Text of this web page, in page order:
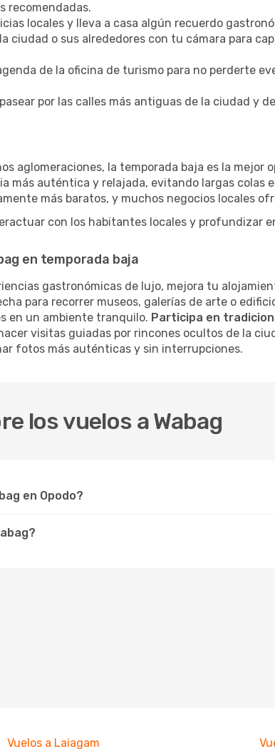
recomendadas.
locales y lleva a casa algún recuerdo
ciudad o sus alrededores con tu cámara para
de la oficina de turismo para no perderte
por las calles más antiguas de la ciudad y
aglomeraciones, la temporada baja es la mejor
más auténtica y relajada, evitando largas colas
más baratos, y muchos negocios locales
con los habitantes locales y profundizar
en temporada baja
gastronómicas de lujo, mejora tu
para recorrer museos, galerías de arte o
en un ambiente tranquilo. Participa en
visitas guiadas por rincones ocultos de la
fotos más auténticas y sin interrupciones.
los vuelos a Wabag
en Opodo?
Vuelos a Laiagam